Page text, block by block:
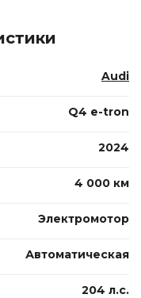
Audi
Q4 e-tron
2024
4 000 км
Электромотор
Автоматическая
204 л.с.